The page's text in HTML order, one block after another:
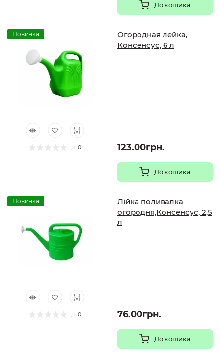
До кошика
Новинка
0
Огородная лейка,
Консенсус, 6 л
123.00грн.
До кошика
Новинка
0
Лійка поливалка
огородня,Консенсус, 2,5
л
76.00грн.
До кошика